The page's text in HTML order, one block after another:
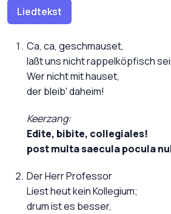
Liedtekst
Ca, ca, geschmauset,
laßt uns nicht rappelköpfisch
Wer nicht mit hauset,
der bleib' daheim!
Keerzang:
Edite, bibite, collegiales!
post multa saecula pocula
Der Herr Professor
Liest heut kein Kollegium;
drum ist es besser,